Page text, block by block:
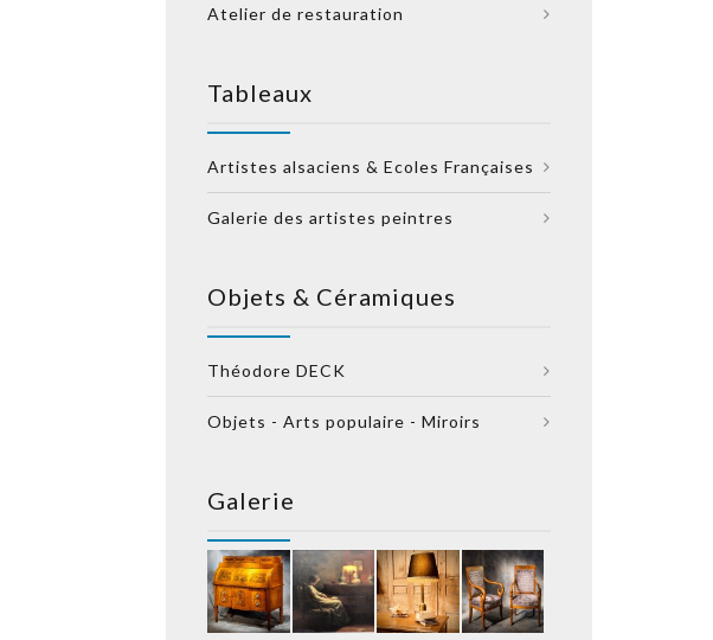
Atelier de restauration
Tableaux
Artistes alsaciens & Ecoles Françaises
Galerie des artistes peintres
Objets & Céramiques
Théodore DECK
Objets - Arts populaire - Miroirs
Galerie